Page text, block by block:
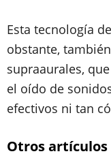
Esta tecnología
obstante,
supraaurales,
el oído de
efectivos ni tan
Otros